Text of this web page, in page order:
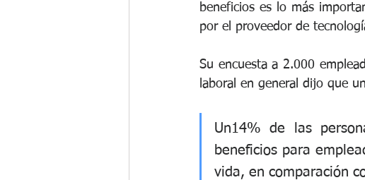
beneficios es lo más
por el proveedor de
Su encuesta a 2.000
laboral en general dijo que
Un14% de las
beneficios para
vida, en comparación